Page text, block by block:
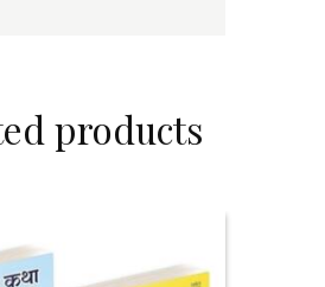
products